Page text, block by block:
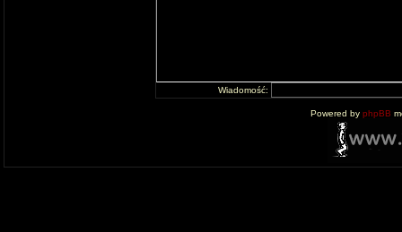
Wiadomość:
Powered by phpBB